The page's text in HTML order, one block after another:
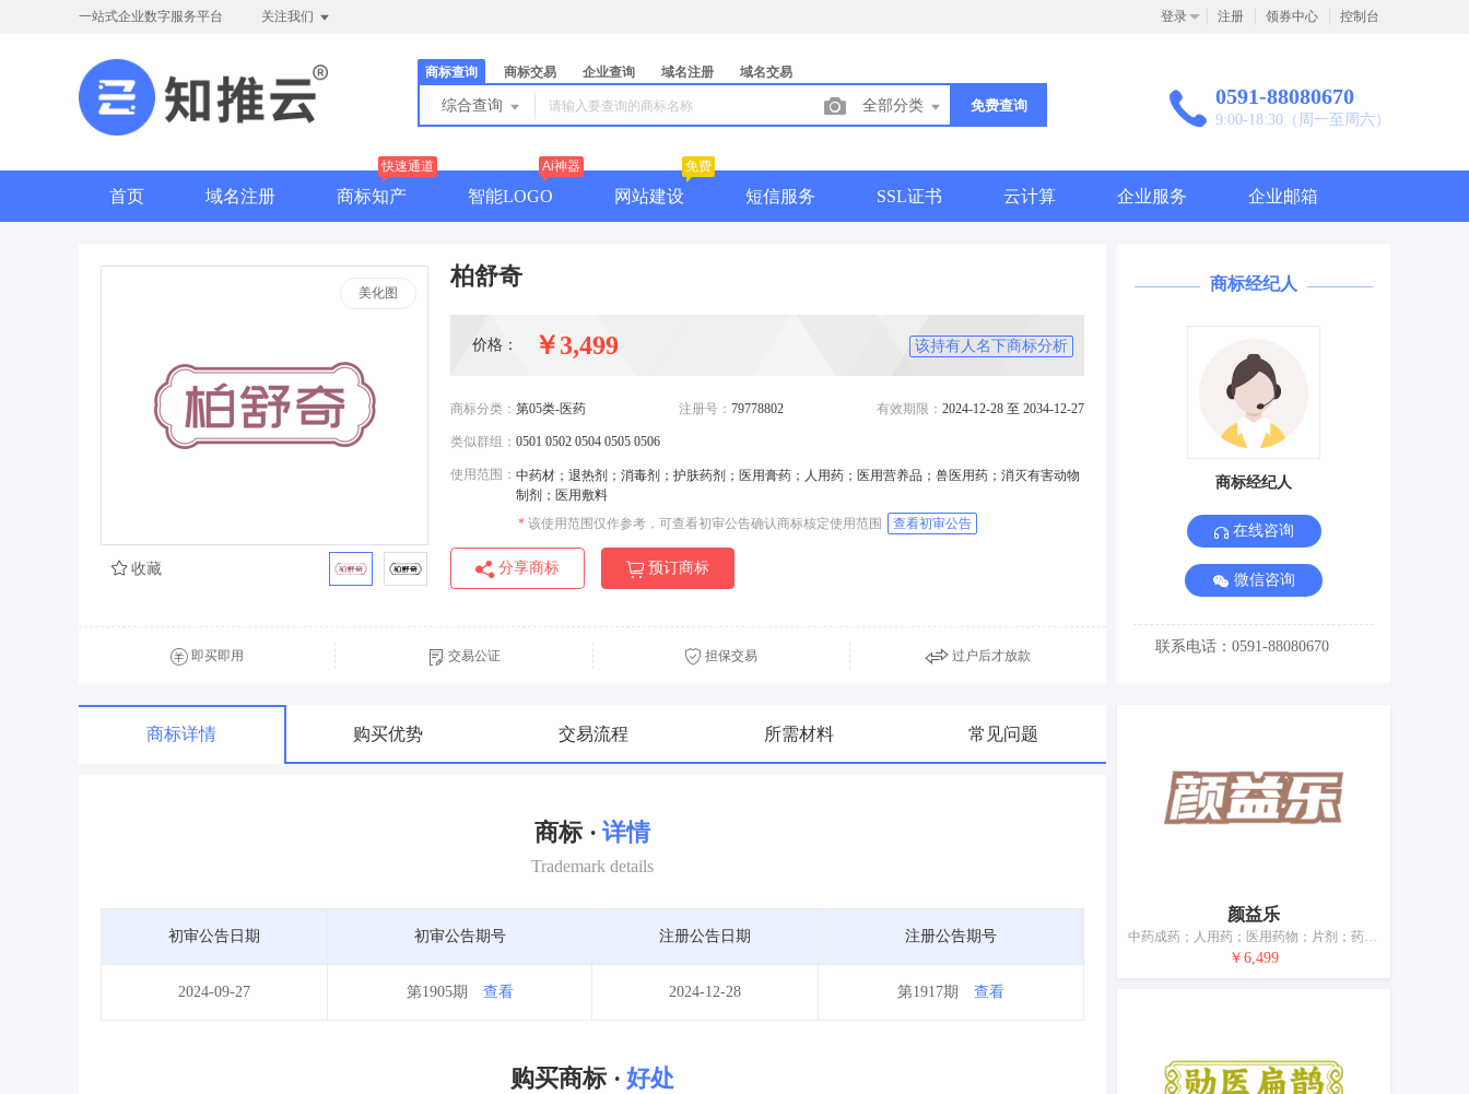
一站式企业数字服务平台 关注我们 登录 注册 领券中心 控制台
商标查询 商标交易 企业查询 域名注册 域名交易
综合查询 全部分类 免费查询 0591-88080670
9:00-18:30（周一至周六）
首页 域名注册 商标知产
快速通道
智能LOGO
Ai神器
网站建设
免费
短信服务 SSL证书 云计算 企业服务 企业邮箱
美化图
柏舒奇
价格： ￥3,499 该持有人名下商标分析
商标分类： 第05类-医药 注册号： 79778802 有效期限： 2024-12-28 至 2034-12-27
类似群组： 0501 0502 0504 0505 0506
使用范围： 中药材；退热剂；消毒剂；护肤药剂；医用膏药；人用药；医用营养品；兽医用药；消灭有害动物
制剂；医用敷料
* 该使用范围仅作参考，可查看初审公告确认商标核定使用范围 查看初审公告
分享商标 预订商标
收藏
即买即用 交易公证 担保交易 过户后才放款
商标详情 购买优势 交易流程 所需材料 常见问题
商标 · 详情
Trademark details
初审公告日期 初审公告期号 注册公告日期 注册公告期号
2024-09-27 第1905期 查看 2024-12-28 第1917期 查看
购买商标 · 好处
商标经纪人
商标经纪人
在线咨询
微信咨询
联系电话：0591-88080670
颜益乐
中药成药；人用药；医用药物；片剂；药用糖浆；补药；贴剂；医用营养品；医用营养食物；卫生巾
￥6,499